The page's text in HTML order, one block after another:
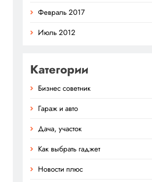
Февраль 2017
Июль 2012
Категории
Бизнес советник
Гараж и авто
Дача, участок
Как выбрать гаджет
Новости плюс